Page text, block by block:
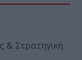
& Στρατηγική